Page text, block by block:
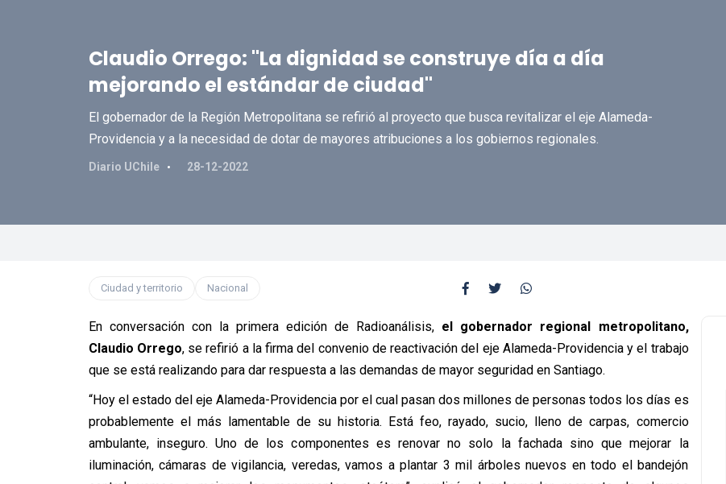
Claudio Orrego: "La dignidad se construye día a día
mejorando el estándar de ciudad"
El gobernador de la Región Metropolitana se refirió al proyecto que busca revitalizar el eje Alameda-
Providencia y a la necesidad de dotar de mayores atribuciones a los gobiernos regionales.
Diario UChile 28-12-2022
Ciudad y territorio Nacional
En conversación con la primera edición de Radioanálisis, el gobernador regional metropolitano,
Claudio Orrego, se refirió a la firma del convenio de reactivación del eje Alameda-Providencia y el trabajo
que se está realizando para dar respuesta a las demandas de mayor seguridad en Santiago.
“Hoy el estado del eje Alameda-Providencia por el cual pasan dos millones de personas todos los días es
probablemente el más lamentable de su historia. Está feo, rayado, sucio, lleno de carpas, comercio
ambulante, inseguro. Uno de los componentes es renovar no solo la fachada sino que mejorar la
iluminación, cámaras de vigilancia, veredas, vamos a plantar 3 mil árboles nuevos en todo el bandejón